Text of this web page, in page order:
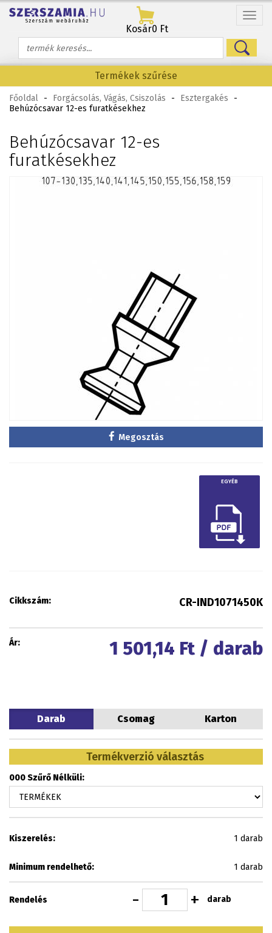
Menü
Kosár0 Ft
Termékek szűrése
Főoldal - Forgácsolás, Vágás, Csiszolás - Esztergakés
-
Behúzócsavar 12-es furatkésekhez
Behúzócsavar 12-es
furatkésekhez
Megosztás
EGYÉB
Cikkszám: CR-IND1071450K
Ár: 1 501,14 Ft / darab
Darab Csomag Karton
Termékverzió választás
000 Szűrő Nélküli:
Kiszerelés: 1 darab
Minimum rendelhető: 1 darab
Rendelés - + darab